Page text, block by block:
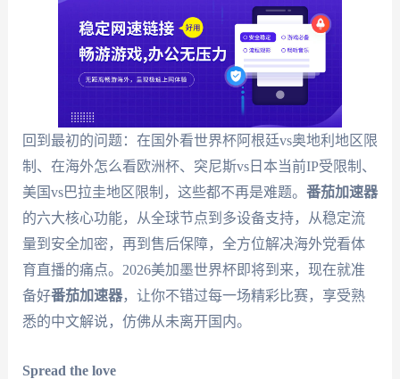
回到最初的问题：在国外看世界杯阿根廷vs奥地利地区限
制、在海外怎么看欧洲杯、突尼斯vs日本当前IP受限制、
美国vs巴拉圭地区限制，这些都不再是难题。 番茄加速器
的六大核心功能，从全球节点到多设备支持，从稳定流
量到安全加密，再到售后保障，全方位解决海外党看体
育直播的痛点。2026美加墨世界杯即将到来，现在就准
备好番茄加速器，让你不错过每一场精彩比赛，享受熟
悉的中文解说，仿佛从未离开国内。
Spread the love